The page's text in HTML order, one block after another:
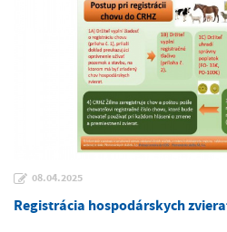
08.04.2025
Registrácia hospodárskych